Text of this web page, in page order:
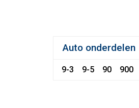
Auto onderdelen
9-3 9-5 90 900